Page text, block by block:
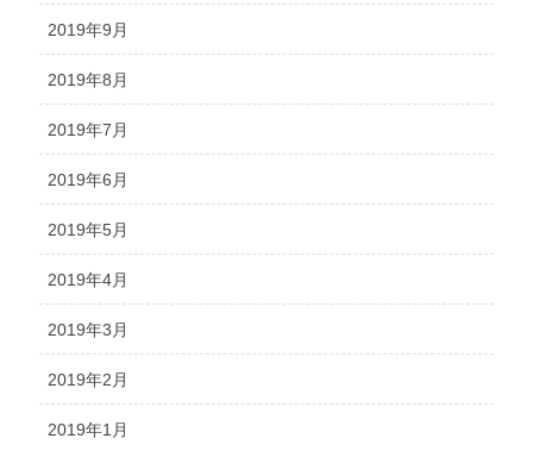
2019年9月
2019年8月
2019年7月
2019年6月
2019年5月
2019年4月
2019年3月
2019年2月
2019年1月